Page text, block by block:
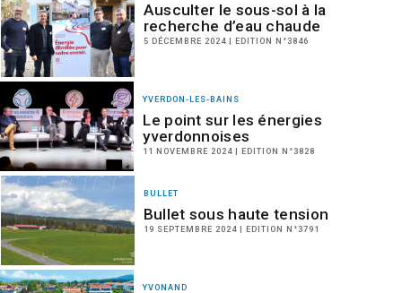
Ausculter le sous-sol à la
recherche d’eau chaude
5 DÉCEMBRE 2024 | EDITION N°3846
YVERDON-LES-BAINS
Le point sur les énergies
yverdonnoises
11 NOVEMBRE 2024 | EDITION N°3828
BULLET
Bullet sous haute tension
19 SEPTEMBRE 2024 | EDITION N°3791
YVONAND